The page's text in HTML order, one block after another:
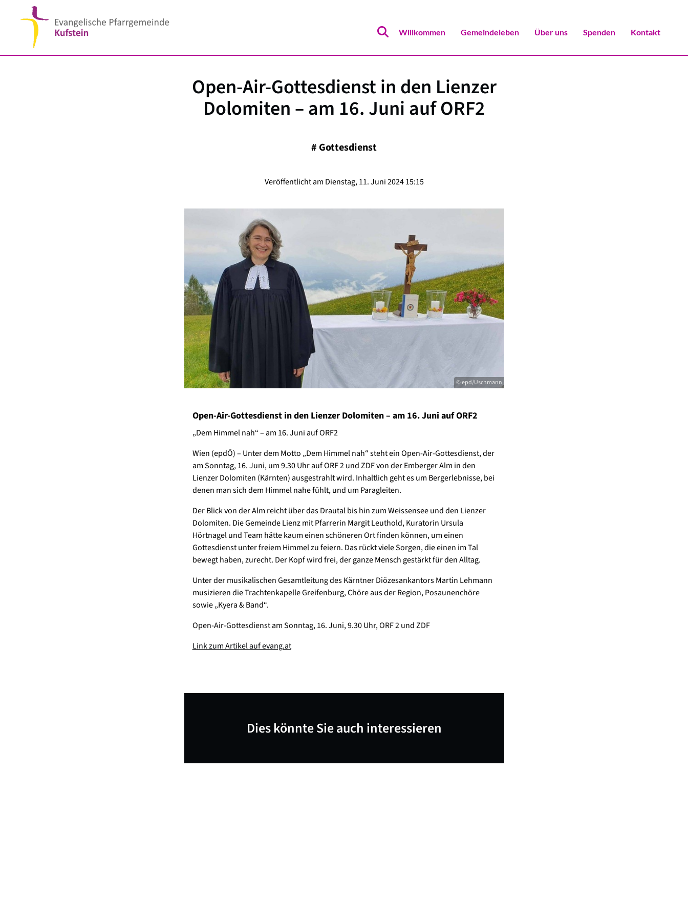
Willkommen Gemeindeleben Über uns Spenden Kontakt
Open-Air-Gottesdienst in den Lienzer
Dolomiten – am 16. Juni auf ORF2
# Gottesdienst
Veröffentlicht am Dienstag, 11. Juni 2024 15:15
© epd/Uschmann
Open-Air-Gottesdienst in den Lienzer Dolomiten – am 16. Juni auf ORF2
„Dem Himmel nah“ – am 16. Juni auf ORF2
Wien (epdÖ) – Unter dem Motto „Dem Himmel nah“ steht ein Open-Air-Gottesdienst, der
am Sonntag, 16. Juni, um 9.30 Uhr auf ORF 2 und ZDF von der Emberger Alm in den
Lienzer Dolomiten (Kärnten) ausgestrahlt wird. Inhaltlich geht es um Bergerlebnisse, bei
denen man sich dem Himmel nahe fühlt, und um Paragleiten.
Der Blick von der Alm reicht über das Drautal bis hin zum Weissensee und den Lienzer
Dolomiten. Die Gemeinde Lienz mit Pfarrerin Margit Leuthold, Kuratorin Ursula
Hörtnagel und Team hätte kaum einen schöneren Ort finden können, um einen
Gottesdienst unter freiem Himmel zu feiern. Das rückt viele Sorgen, die einen im Tal
bewegt haben, zurecht. Der Kopf wird frei, der ganze Mensch gestärkt für den Alltag.
Unter der musikalischen Gesamtleitung des Kärntner Diözesankantors Martin Lehmann
musizieren die Trachtenkapelle Greifenburg, Chöre aus der Region, Posaunenchöre
sowie „Kyera & Band“.
Open-Air-Gottesdienst am Sonntag, 16. Juni, 9.30 Uhr, ORF 2 und ZDF
Link zum Artikel auf evang.at
Dies könnte Sie auch interessieren